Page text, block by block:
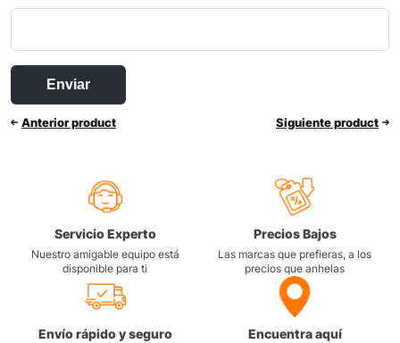
Anterior product Siguiente product
Servicio Experto
Nuestro amigable equipo está
disponible para ti
Precios Bajos
Las marcas que prefieras, a los
precios que anhelas
Envío rápido y seguro Encuentra aquí